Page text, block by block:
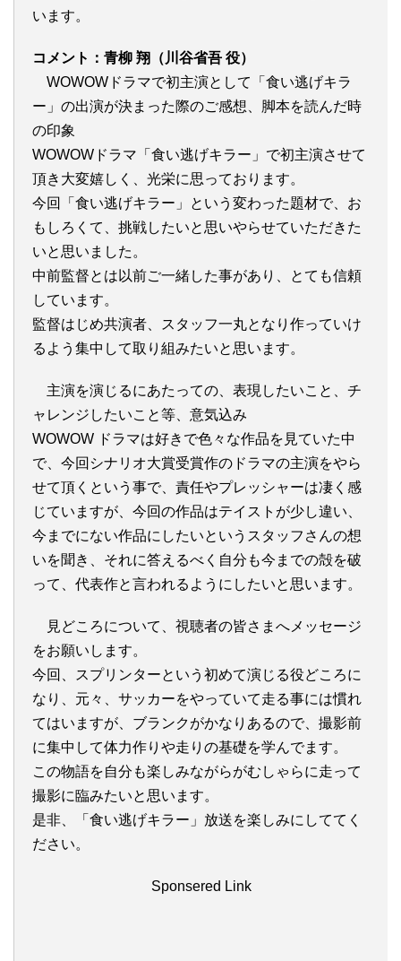
います。
コメント：青柳 翔（川谷省吾 役）
WOWOWドラマで初主演として「食い逃げキラ
ー」の出演が決まった際のご感想、脚本を読んだ時
の印象
WOWOWドラマ「食い逃げキラー」で初主演させて
頂き大変嬉しく、光栄に思っております。
今回「食い逃げキラー」という変わった題材で、お
もしろくて、挑戦したいと思いやらせていただきた
いと思いました。
中前監督とは以前ご一緒した事があり、とても信頼
しています。
監督はじめ共演者、スタッフ一丸となり作っていけ
るよう集中して取り組みたいと思います。
主演を演じるにあたっての、表現したいこと、チ
ャレンジしたいこと等、意気込み
WOWOW ドラマは好きで色々な作品を見ていた中
で、今回シナリオ大賞受賞作のドラマの主演をやら
せて頂くという事で、責任やプレッシャーは凄く感
じていますが、今回の作品はテイストが少し違い、
今までにない作品にしたいというスタッフさんの想
いを聞き、それに答えるべく自分も今までの殻を破
って、代表作と言われるようにしたいと思います。
見どころについて、視聴者の皆さまへメッセージ
をお願いします。
今回、スプリンターという初めて演じる役どころに
なり、元々、サッカーをやっていて走る事には慣れ
てはいますが、ブランクがかなりあるので、撮影前
に集中して体力作りや走りの基礎を学んでます。
この物語を自分も楽しみながらがむしゃらに走って
撮影に臨みたいと思います。
是非、「食い逃げキラー」放送を楽しみにしててく
ださい。
Sponsered Link